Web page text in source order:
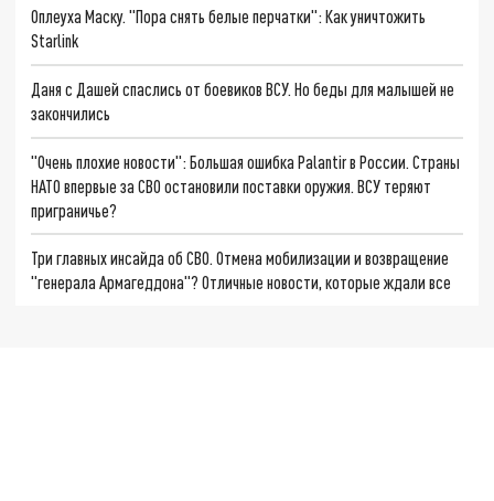
Оплеуха Маску. "Пора снять белые перчатки": Как уничтожить
Starlink
Даня с Дашей спаслись от боевиков ВСУ. Но беды для малышей не
закончились
"Очень плохие новости": Большая ошибка Palantir в России. Страны
НАТО впервые за СВО остановили поставки оружия. ВСУ теряют
приграничье?
Три главных инсайда об СВО. Отмена мобилизации и возвращение
"генерала Армагеддона"? Отличные новости, которые ждали все